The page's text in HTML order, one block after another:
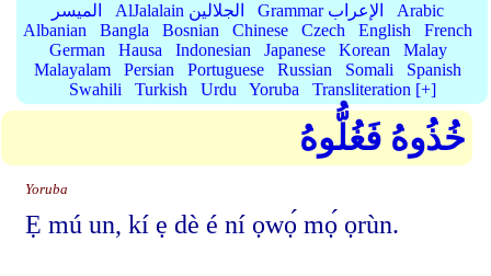
الميسر
AlJalalain الجلالين Grammar الإعراب
Arabic
Albanian
Bangla Bosnian Chinese Czech English
French
German
Hausa Indonesian Japanese Korean
Malay
Malayalam
Persian Portuguese Russian Somali
Spanish
Swahili
Turkish Urdu Yoruba Transliteration [+]
خُذُوهُ فَغُلُّوهُ
Yoruba
Ẹ mú un, kí ẹ dè é ní ọwọ́ mọ́ ọrùn.